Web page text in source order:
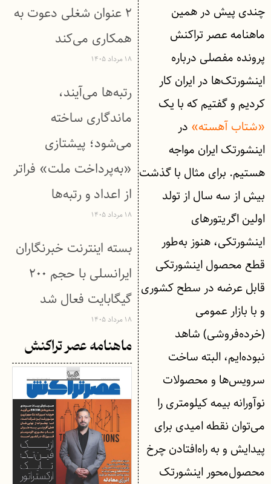
چندی پیش در همین
ماهنامه عصر تراکنش
پرونده مفصلی درباره
اینشورتک‌ها در ایران کار
کردیم و گفتیم که با یک
«شتاب آهسته» در
اینشورتک ایران مواجه
هستیم. برای مثال با گذشت
بیش از سه سال از تولد
اولین اگریتورهای
اینشورتکی، هنوز به‌طور
قطع محصول اینشورتکی
قابل عرضه در سطح کشوری
و با بازار عمومی
(خرده‌فروشی) شاهد
نبوده‌ایم، البته ساخت
سرویس‌ها و محصولات
نوآورانه بیمه کیلومتری را
می‌توان نقطه امیدی برای
پیدایش و به راه‌افتادن چرخ
محصول‌محور اینشورتک
۲ عنوان شغلی دعوت به
همکاری می‌کند
۱۸ مرداد ۱۴۰۵
رتبه‌ها می‌آیند،
ماندگاری ساخته
می‌شود؛ پیشتازی
«به‌پرداخت ملت» فراتر
از اعداد و رتبه‌ها
۱۸ مرداد ۱۴۰۵
بسته اینترنت خبرنگاران
ایرانسلی با حجم ۲۰۰
گیگابایت فعال شد
۱۸ مرداد ۱۴۰۵
ماهنامه عصر تراکنش